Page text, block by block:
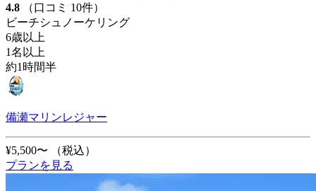
4.8
（口コミ 10件）
ビーチシュノーケリング
6歳以上
1名以上
約1時間半
備瀬マリンレジャー
¥5,500〜
（税込）
プランを見る